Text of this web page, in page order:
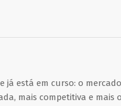
está em curso: o
mais competitiva e mais